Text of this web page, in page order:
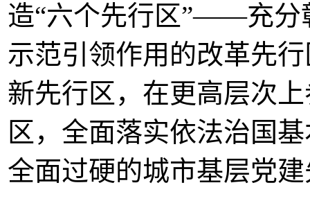
造“六个先行区”——充分
示范引领作用的改革先
新先行区，在更高层次
区，全面落实依法治国
全面过硬的城市基层党